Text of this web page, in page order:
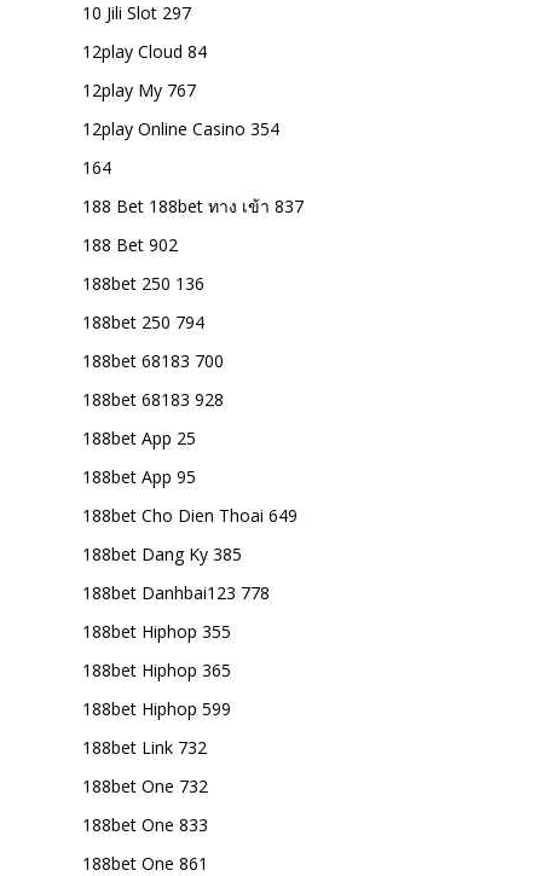
10 Jili Slot 297
12play Cloud 84
12play My 767
12play Online Casino 354
164
188 Bet 188bet ทาง เข้า 837
188 Bet 902
188bet 250 136
188bet 250 794
188bet 68183 700
188bet 68183 928
188bet App 25
188bet App 95
188bet Cho Dien Thoai 649
188bet Dang Ky 385
188bet Danhbai123 778
188bet Hiphop 355
188bet Hiphop 365
188bet Hiphop 599
188bet Link 732
188bet One 732
188bet One 833
188bet One 861